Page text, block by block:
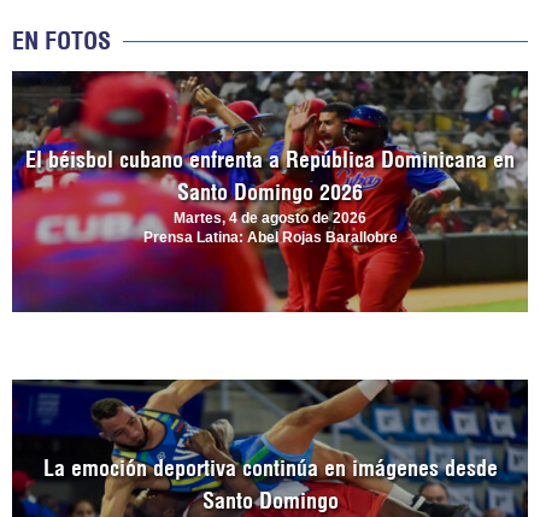
EN FOTOS
El béisbol cubano enfrenta a República Dominicana en
Santo Domingo 2026
Martes, 4 de agosto de 2026
Prensa Latina: Abel Rojas Barallobre
La emoción deportiva continúa en imágenes desde
Santo Domingo